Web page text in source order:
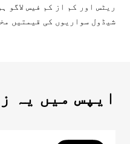
ریٹس اور کم از کم فیس لاگو
شیڈول سواریوں کی قیمتیں
ایپس میں یہ